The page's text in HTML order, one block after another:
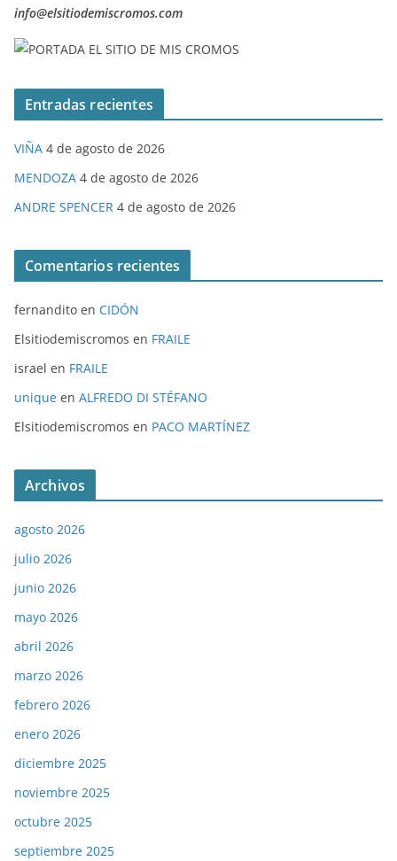
info@elsitiodemiscromos.com
Entradas recientes
VIÑA 4 de agosto de 2026
MENDOZA 4 de agosto de 2026
ANDRE SPENCER 4 de agosto de 2026
Comentarios recientes
fernandito en CIDÓN
Elsitiodemiscromos en FRAILE
israel en FRAILE
unique en ALFREDO DI STÉFANO
Elsitiodemiscromos en PACO MARTÍNEZ
Archivos
agosto 2026
julio 2026
junio 2026
mayo 2026
abril 2026
marzo 2026
febrero 2026
enero 2026
diciembre 2025
noviembre 2025
octubre 2025
septiembre 2025